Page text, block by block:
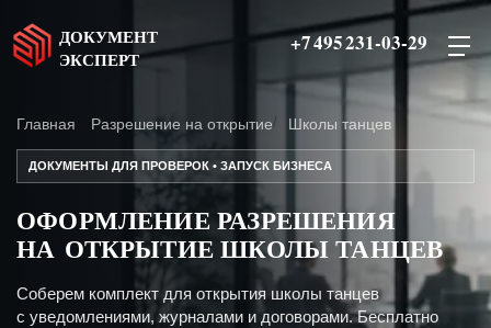
ДОКУМЕНТ
ЭКСПЕРТ
+7 495 231-03-29
Главная Разрешение на открытие Школы танцев
ДОКУМЕНТЫ ДЛЯ ПРОВЕРОК • ЗАПУСК БИЗНЕСА
ОФОРМЛЕНИЕ РАЗРЕШЕНИЯ
НА ОТКРЫТИЕ ШКОЛЫ ТАНЦЕВ
Соберем комплект для открытия школы танцев
с уведомлениями, журналами и договорами. Бесплатно